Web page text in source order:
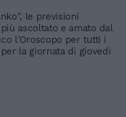
le previsioni
ascoltato e amato dal
l'Oroscopo per tutti i
la giornata di giovedì